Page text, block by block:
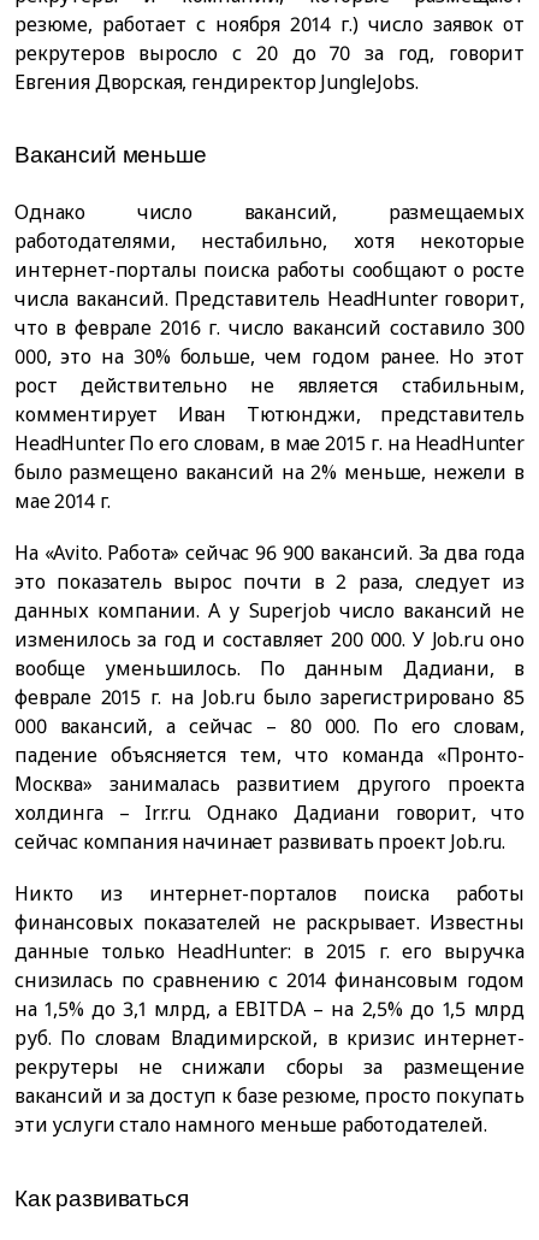
резюме, работает с ноября 2014 г.) число заявок от
рекрутеров выросло с 20 до 70 за год, говорит
Евгения Дворская, гендиректор JungleJobs.
Вакансий меньше
Однако число вакансий, размещаемых
работодателями, нестабильно, хотя некоторые
интернет-порталы поиска работы сообщают о росте
числа вакансий. Представитель HeadHunter говорит,
что в феврале 2016 г. число вакансий составило 300
000, это на 30% больше, чем годом ранее. Но этот
рост действительно не является стабильным,
комментирует Иван Тютюнджи, представитель
HeadHunter. По его словам, в мае 2015 г. на HeadHunter
было размещено вакансий на 2% меньше, нежели в
мае 2014 г.
На «Avito. Работа» сейчас 96 900 вакансий. За два года
это показатель вырос почти в 2 раза, следует из
данных компании. А у Superjob число вакансий не
изменилось за год и составляет 200 000. У Job.ru оно
вообще уменьшилось. По данным Дадиани, в
феврале 2015 г. на Job.ru было зарегистрировано 85
000 вакансий, а сейчас – 80 000. По его словам,
падение объясняется тем, что команда «Пронто-
Москва» занималась развитием другого проекта
холдинга – Irr.ru. Однако Дадиани говорит, что
сейчас компания начинает развивать проект Job.ru.
Никто из интернет-порталов поиска работы
финансовых показателей не раскрывает. Известны
данные только HeadHunter: в 2015 г. его выручка
снизилась по сравнению с 2014 финансовым годом
на 1,5% до 3,1 млрд, а EBITDA – на 2,5% до 1,5 млрд
руб. По словам Владимирской, в кризис интернет-
рекрутеры не снижали сборы за размещение
вакансий и за доступ к базе резюме, просто покупать
эти услуги стало намного меньше работодателей.
Как развиваться